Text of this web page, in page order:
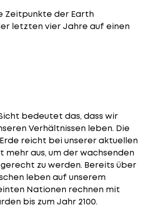
Zeitpunkte der Earth
letzten vier Jahre auf einen
bedeutet das, dass wir
Verhältnissen leben. Die
reicht bei unserer aktuellen
mehr aus, um der wachsenden
zu werden. Bereits über
leben auf unserem
Nationen rechnen mit
bis zum Jahr 2100.